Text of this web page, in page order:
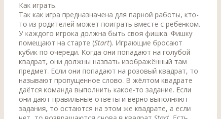
Как играть.
Так как игра предназначена для парной работы, кто-
то из родителей может поиграть вместе с ребёнком.
У каждого игрока должна быть своя фишка. Фишку
помещают на старте (Start). Играющие бросают
кубик по очереди. Когда они попадают на голубой
квадрат, они должны назвать изображённый там
предмет. Если они попадают на розовый квадрат, то
называют пропущенное слово. В жёлтом квадрате
даётся команда выполнить какое-то задание. Если
они дают правильные ответы и верно выполняют
задания, то остаются на этом же квадрате, а если